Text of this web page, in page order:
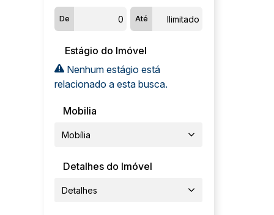
Novo Mundo (1)
Parque do Lago (1)
Ponte Nova (2)
Santa Isabel (1)
(1)
Jardim das Palmeiras (1)
De Até
Estágio do Imóvel
Nenhum estágio está
relacionado a esta busca.
Mobilia
Mobília
Detalhes do Imóvel
Detalhes